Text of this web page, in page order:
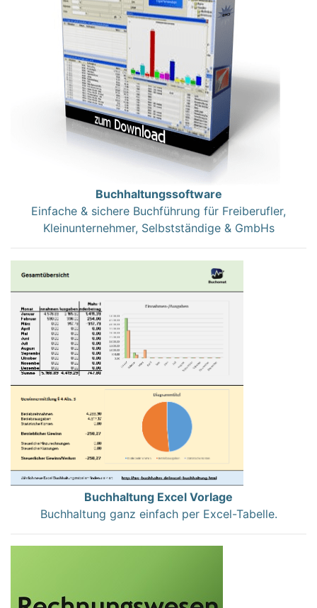
Buchhaltungssoftware
Einfache & sichere Buchführung für Freiberufler,
Kleinunternehmer, Selbstständige & GmbHs
Buchhaltung Excel Vorlage
Buchhaltung ganz einfach per Excel-Tabelle.